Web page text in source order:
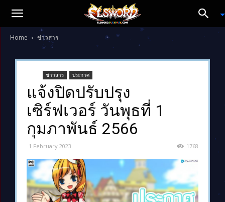
Home ข่าวสาร
ข่าวสาร ประกาศ
แจ้งปิดปรับปรุง
เซิร์ฟเวอร์ วันพุธที่ 1
กุมภาพันธ์ 2566
1 February 2023 1768